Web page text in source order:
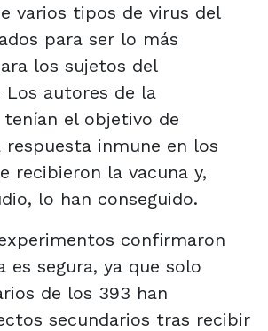
varios tipos de virus del
para ser lo más
los sujetos del
Los autores de la
el objetivo de
respuesta inmune en los
recibieron la vacuna y,
lo han conseguido.
confirmaron
es segura, ya que solo
de los 393 han
secundarios tras recibir